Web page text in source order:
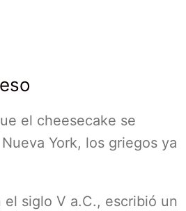
el cheesecake se
York, los griegos ya
el siglo V a.C., escribió un